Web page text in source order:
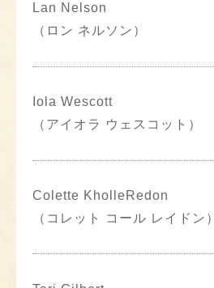
Lan Nelson
（ロン ネルソン）
Iola Wescott
（アイオラ ウェスコット）
Colette KholleRedon
（コレット コール レイドン）